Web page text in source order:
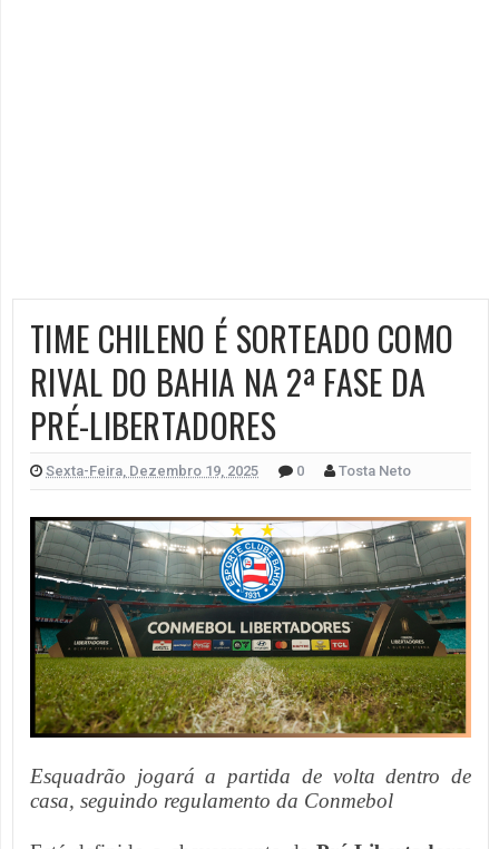
TIME CHILENO É SORTEADO COMO
RIVAL DO BAHIA NA 2ª FASE DA
PRÉ-LIBERTADORES
Sexta-Feira, Dezembro 19, 2025 0 Tosta Neto
Esquadrão jogará a partida de volta dentro de
casa, seguindo regulamento da Conmebol